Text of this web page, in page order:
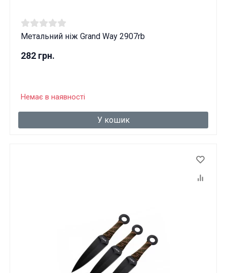
Метальний ніж Grand Way 2907rb
282 грн.
Немає в наявності
У кошик